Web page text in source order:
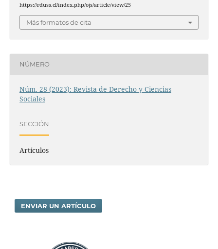
https://rduss.cl/index.php/ojs/article/view/25
Más formatos de cita
NÚMERO
Núm. 28 (2023): Revista de Derecho y Ciencias
Sociales
SECCIÓN
Artículos
ENVIAR UN ARTÍCULO